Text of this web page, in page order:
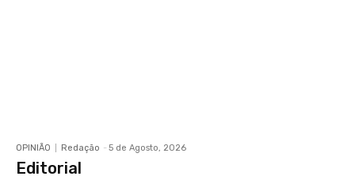
OPINIÃO Redação - 5 de Agosto, 2026
Editorial